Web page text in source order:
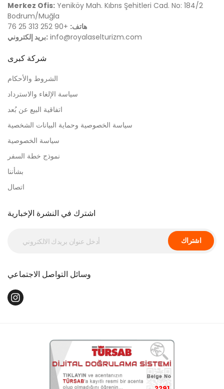
Merkez Ofis: Yeniköy Mah. Kıbrıs Şehitleri Cad. No: 184/2
Bodrum/Muğla
هاتف: +90 252 313 25 76
بريد إلكتروني: info@royalaselturizm.com
شركة كبرى
الشروط والأحكام
سياسة الإلغاء والاسترداد
اتفاقية البيع عن بُعد
سياسة الخصوصية وحماية البيانات الشخصية
سياسة الخصوصية
نموذج خطة السفر
بشأننا
اتصال
اشترك في النشرة الإخبارية
اشتراك
وسائل التواصل الاجتماعي